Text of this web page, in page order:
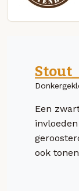
Stout_
Een
ook